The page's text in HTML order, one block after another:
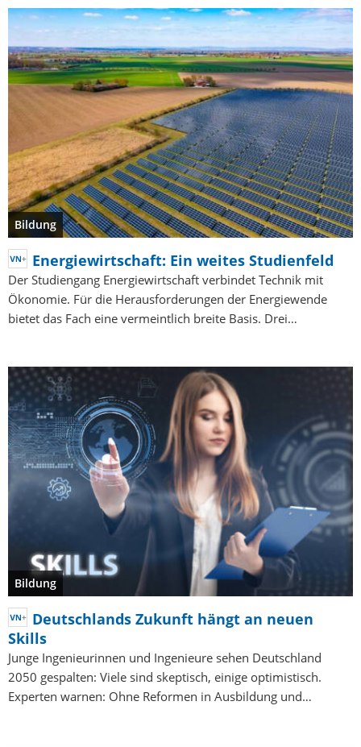
Bildung
Energiewirtschaft: Ein weites Studienfeld
Der Studiengang Energiewirtschaft verbindet Technik mit
Ökonomie. Für die Herausforderungen der Energiewende
bietet das Fach eine vermeintlich breite Basis. Drei…
Bildung
Deutschlands Zukunft hängt an neuen
Skills
Junge Ingenieurinnen und Ingenieure sehen Deutschland
2050 gespalten: Viele sind skeptisch, einige optimistisch.
Experten warnen: Ohne Reformen in Ausbildung und…